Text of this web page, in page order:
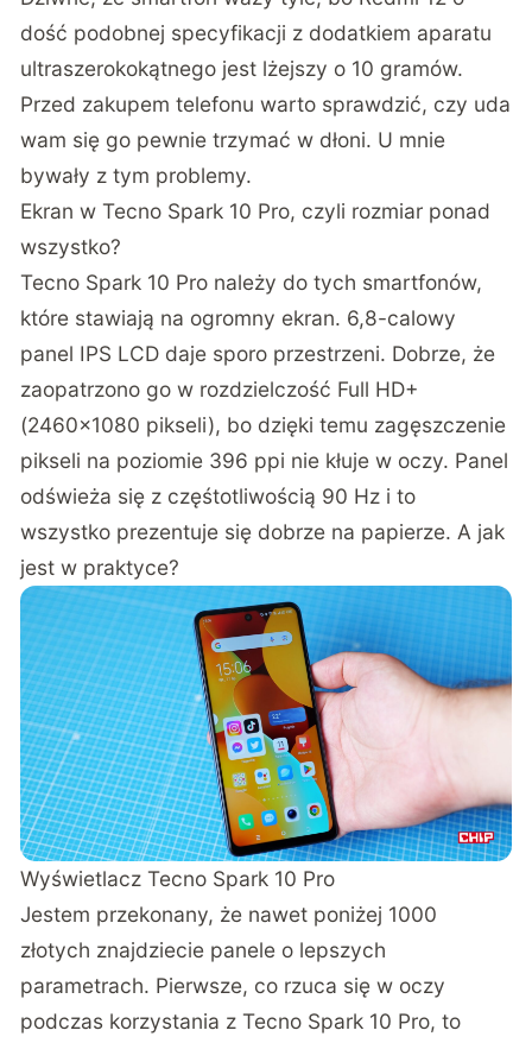
dość podobnej specyfikacji z dodatkiem aparatu
ultraszerokokątnego jest lżejszy o 10 gramów.
Przed zakupem telefonu warto sprawdzić, czy uda
wam się go pewnie trzymać w dłoni. U mnie
bywały z tym problemy.
Ekran w Tecno Spark 10 Pro, czyli rozmiar ponad
wszystko?
Tecno Spark 10 Pro należy do tych smartfonów,
które stawiają na ogromny ekran. 6,8-calowy
panel IPS LCD daje sporo przestrzeni. Dobrze, że
zaopatrzono go w rozdzielczość Full HD+
(2460×1080 pikseli), bo dzięki temu zagęszczenie
pikseli na poziomie 396 ppi nie kłuje w oczy. Panel
odświeża się z częśtotliwością 90 Hz i to
wszystko prezentuje się dobrze na papierze. A jak
jest w praktyce?
Wyświetlacz Tecno Spark 10 Pro
Jestem przekonany, że nawet poniżej 1000
złotych znajdziecie panele o lepszych
parametrach. Pierwsze, co rzuca się w oczy
podczas korzystania z Tecno Spark 10 Pro, to